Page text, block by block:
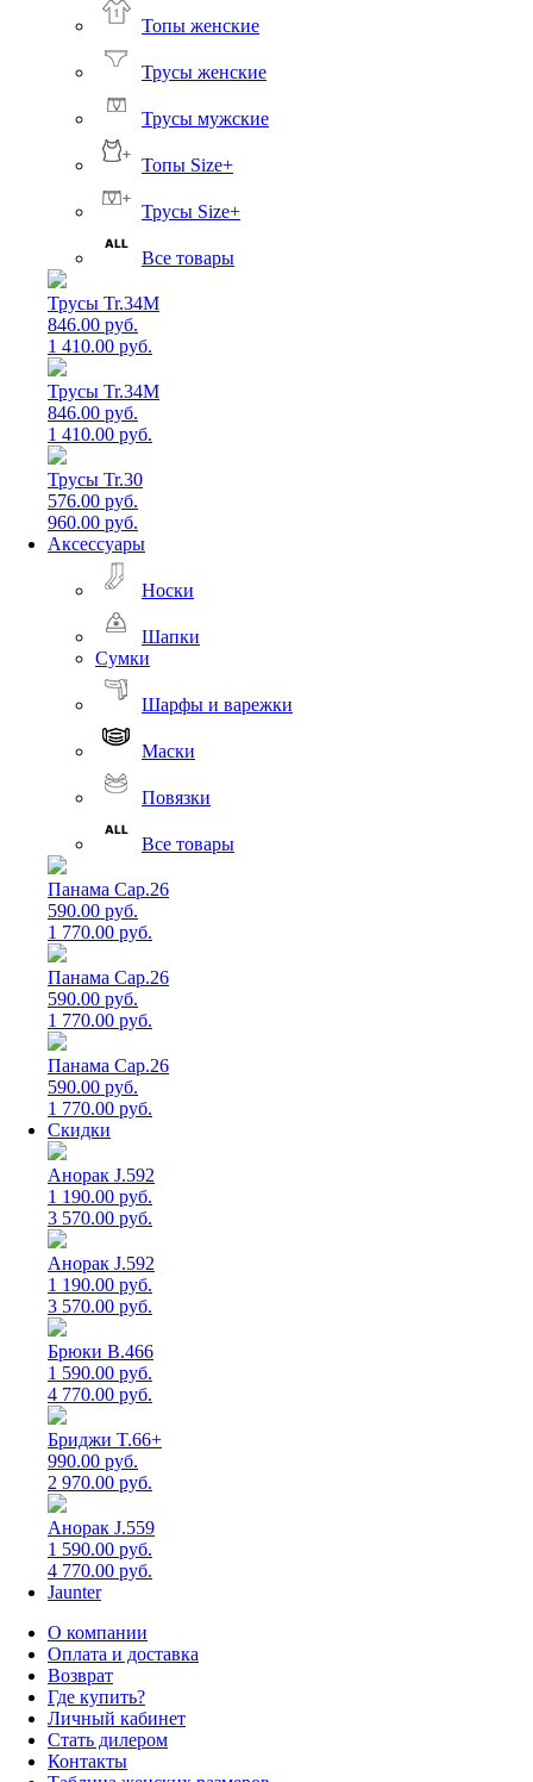
Топы женские
Трусы женские
Трусы мужские
Топы Size+
Трусы Size+
Все товары
Трусы Tr.34M
846.00 руб.
1 410.00 руб.
Трусы Tr.34M
846.00 руб.
1 410.00 руб.
Трусы Tr.30
576.00 руб.
960.00 руб.
Аксессуары
Носки
Шапки
Сумки
Шарфы и варежки
Маски
Повязки
Все товары
Панама Cap.26
590.00 руб.
1 770.00 руб.
Панама Cap.26
590.00 руб.
1 770.00 руб.
Панама Cap.26
590.00 руб.
1 770.00 руб.
Скидки
Анорак J.592
1 190.00 руб.
3 570.00 руб.
Анорак J.592
1 190.00 руб.
3 570.00 руб.
Брюки B.466
1 590.00 руб.
4 770.00 руб.
Бриджи T.66+
990.00 руб.
2 970.00 руб.
Анорак J.559
1 590.00 руб.
4 770.00 руб.
Jaunter
О компании
Оплата и доставка
Возврат
Где купить?
Личный кабинет
Стать дилером
Контакты